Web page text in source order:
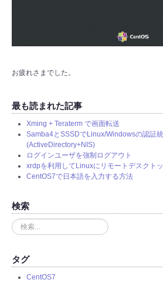
お疲れさまでした。
最も読まれた記事
Xming + Teraterm で画面転送
Samba4とSSSDでLinux/Windowsの認証
(ActiveDirectory+NIS)
ログインユーザを強制ログアウト
xrdpを利用してLinuxにリモートデスクト
CentOS7で日本語を入力する方法
検索
検
索
.
タグ
CentOS7